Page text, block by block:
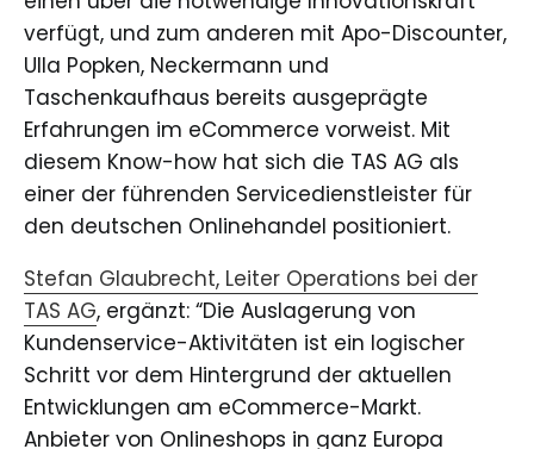
verfügt, und zum anderen mit Apo-Discounter,
Ulla Popken, Neckermann und
Taschenkaufhaus‎ bereits ausgeprägte
Erfahrungen im eCommerce vorweist. Mit
diesem Know-how hat sich die TAS AG als
einer der führenden Servicedienstleister für
den deutschen Onlinehandel positioniert.
Stefan Glaubrecht, Leiter Operations bei der
TAS AG, ergänzt: “Die Auslagerung von
Kundenservice-Aktivitäten ist ein logischer
Schritt vor dem Hintergrund der aktuellen
Entwicklungen am eCommerce-Markt.
Anbieter von Onlineshops in ganz Europa